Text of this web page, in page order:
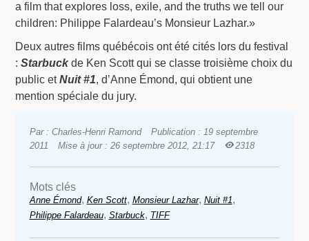
a film that explores loss, exile, and the truths we tell our
children: Philippe Falardeau’s Monsieur Lazhar.»
Deux autres films québécois ont été cités lors du festival
:Starbuckde Ken Scott qui se classe troisième choix du
public etNuit #1, d’Anne Émond, qui obtient une
mention spéciale du jury.
Par : Charles-Henri Ramond
Publication : 19 septembre
2011
Mise à jour : 26 septembre 2012, 21:17 2318
Mots clés
Anne Émond, Ken Scott, Monsieur Lazhar, Nuit #1,
Philippe Falardeau, Starbuck, TIFF